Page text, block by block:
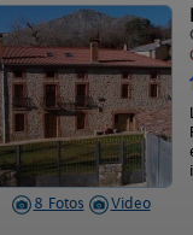
8 Fotos Video